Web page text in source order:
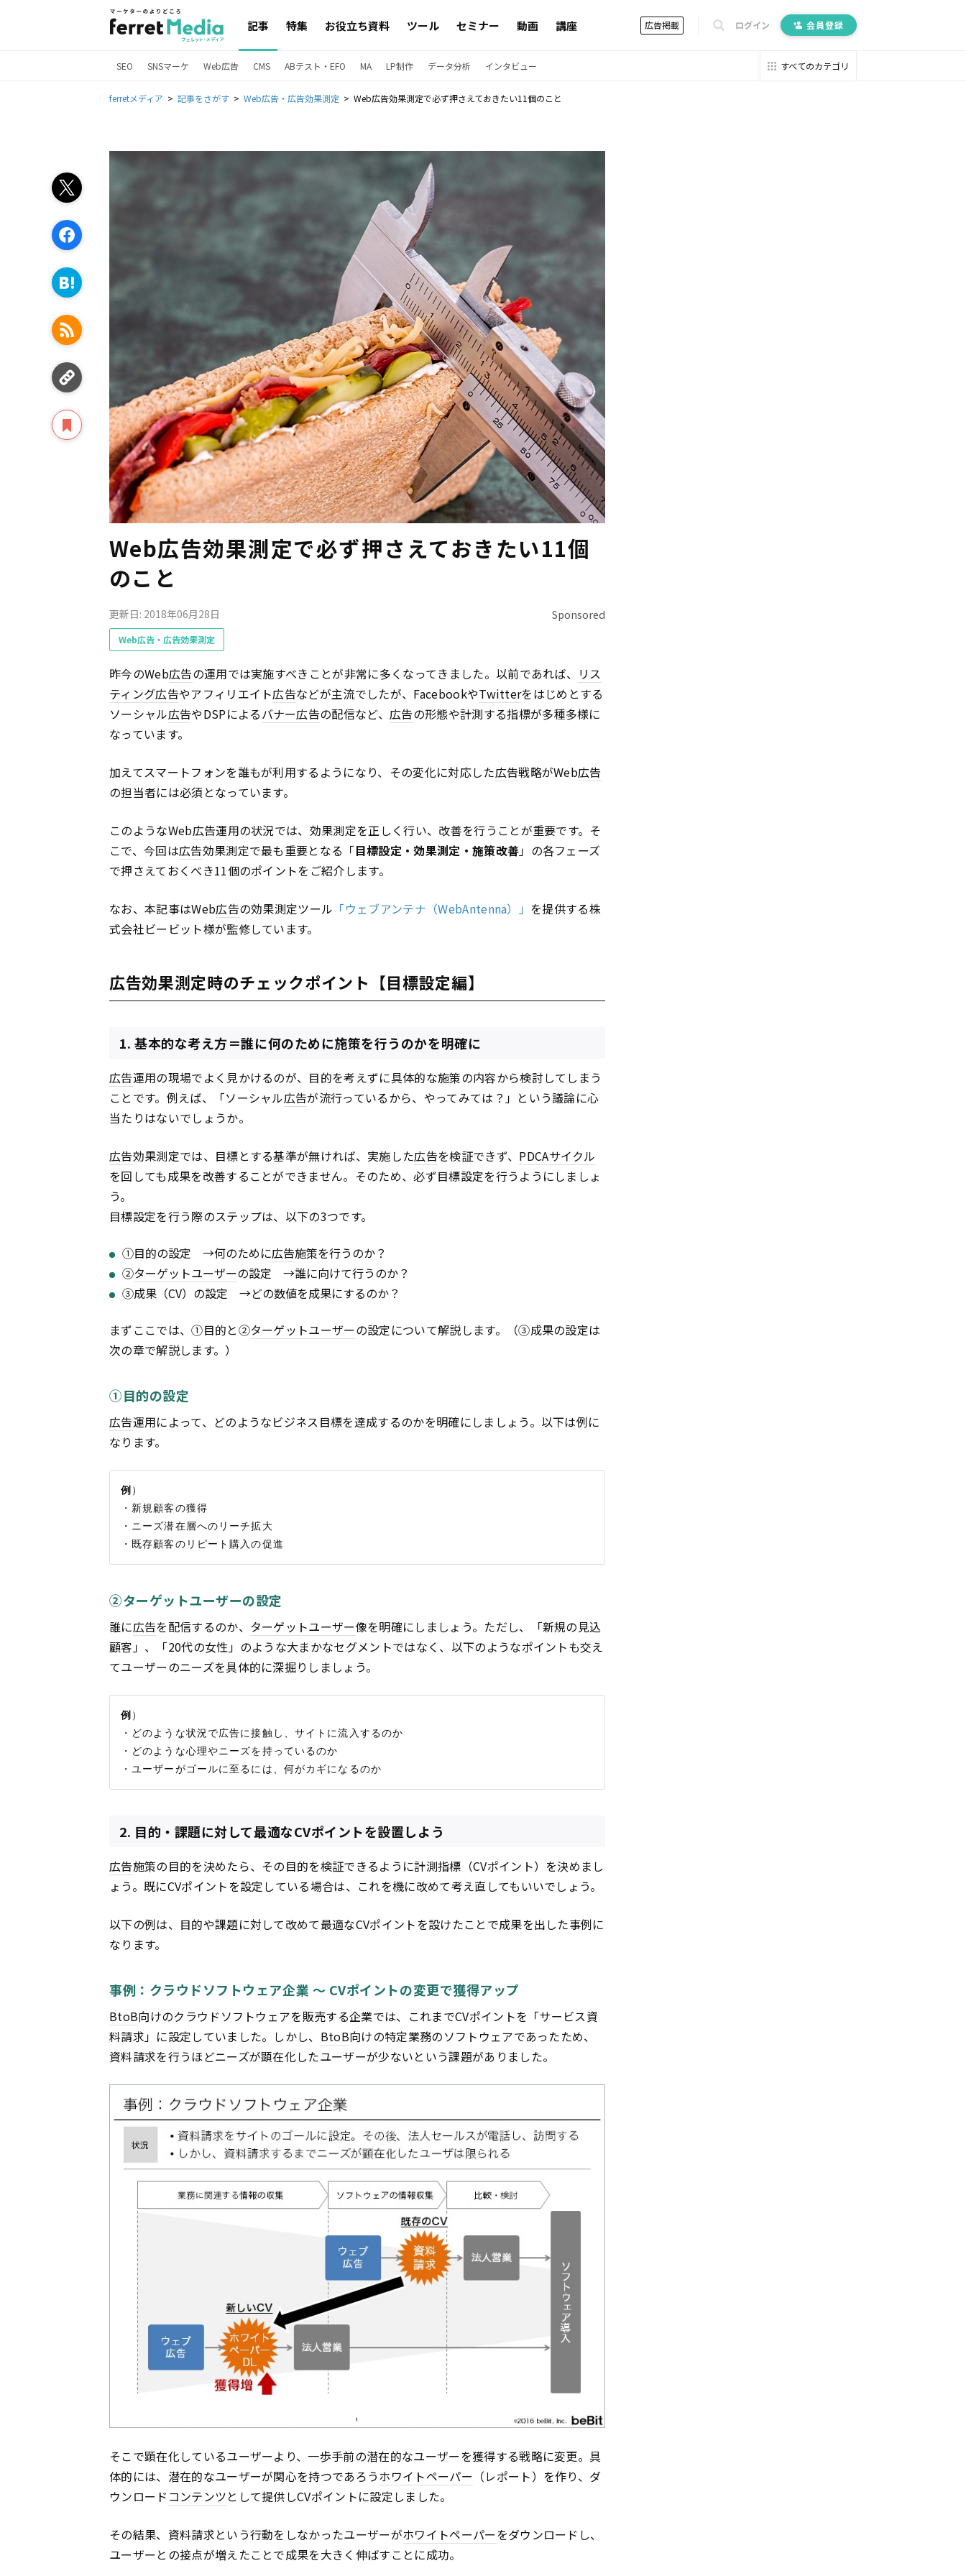
記事 特集 お役立ち資料 ツール セミナー 動画 講座 広告掲載 ログイン 会員登録
SEO SNSマーケ Web広告 CMS ABテスト・EFO MA LP制作 データ分析 インタビュー すべてのカテゴリ
ferretメディア 記事をさがす Web広告・広告効果測定 Web広告効果測定で必ず押さえておきたい11個のこと
Web広告効果測定で必ず押さえておきたい11個
のこと
Sponsored
更新日: 2018年06月28日
Web広告・広告効果測定
昨今のWeb広告の運用では実施すべきことが非常に多くなってきました。以前であれば、 リス
ティング広告やアフィリエイト広告などが主流でしたが、FacebookやTwitterをはじめとする
ソーシャル広告やDSPによるバナー広告の配信など、広告の形態や計測する指標が多種多様に
なっています。
加えてスマートフォンを誰もが利用するようになり、その変化に対応した広告戦略がWeb広告
の担当者には必須となっています。
このようなWeb広告運用の状況では、効果測定を正しく行い、改善を行うことが重要です。そ
こで、今回は広告効果測定で最も重要となる「目標設定・効果測定・施策改善」の各フェーズ
で押さえておくべき11個のポイントをご紹介します。
なお、本記事はWeb広告の効果測定ツール 「ウェブアンテナ（WebAntenna）」 を提供する株
式会社ビービット様が監修しています。
広告効果測定時のチェックポイント【目標設定編】
1. 基本的な考え方＝誰に何のために施策を行うのかを明確に
広告運用の現場でよく見かけるのが、目的を考えずに具体的な施策の内容から検討してしまう
ことです。例えば、「ソーシャル広告が流行っているから、やってみては？」という議論に心
当たりはないでしょうか。
広告効果測定では、目標とする基準が無ければ、実施した広告を検証できず、 PDCAサイクル
を回しても成果を改善することができません。そのため、必ず目標設定を行うようにしましょ
う。
目標設定を行う際のステップは、以下の3つです。
①目的の設定 →何のために広告施策を行うのか？
②ターゲットユーザーの設定 →誰に向けて行うのか？
③成果（CV）の設定 →どの数値を成果にするのか？
まずここでは、①目的と②ターゲットユーザーの設定について解説します。（③成果の設定は
次の章で解説します。）
①目的の設定
広告運用によって、どのようなビジネス目標を達成するのかを明確にしましょう。以下は例に
なります。
例 ）
・新規顧客の獲得
・ニーズ潜在層へのリーチ拡大
②ターゲットユーザーの設定
誰に広告を配信するのか、 ターゲットユーザー像を明確にしましょう。ただし、「新規の見込
顧客」、「20代の女性」のような大まかなセグメントではなく、以下のようなポイントも交え
てユーザーのニーズを具体的に深掘りしましょう。
例 ）
・どのような状況で広告に接触し、サイトに流入するのか
・どのような心理やニーズを持っているのか
2. 目的・課題に対して最適なCVポイントを設置しよう
広告施策の目的を決めたら、その目的を検証できるように計測指標（CVポイント）を決めまし
ょう。既にCVポイントを設定している場合は、これを機に改めて考え直してもいいでしょう。
以下の例は、目的や課題に対して改めて最適なCVポイントを設けたことで成果を出した事例に
なります。
事例：クラウドソフトウェア企業 ～ CVポイントの変更で獲得アップ
BtoB向けのクラウドソフトウェアを販売する企業では、これまでCVポイントを「サービス資
料請求」に設定していました。しかし、 BtoB向けの特定業務のソフトウェアであったため、
資料請求を行うほどニーズが顕在化したユーザーが少ないという課題がありました。
そこで顕在化しているユーザーより、一歩手前の潜在的なユーザーを獲得する戦略に変更。具
体的には、潜在的なユーザーが関心を持つであろうホワイトペーパー （レポート）を作り、ダ
ウンロード コンテンツとして提供しCVポイントに設定しました。
その結果、資料請求という行動をしなかったユーザーがホワイトペーパーをダウンロードし、
ユーザーとの接点が増えたことで成果を大きく伸ばすことに成功。